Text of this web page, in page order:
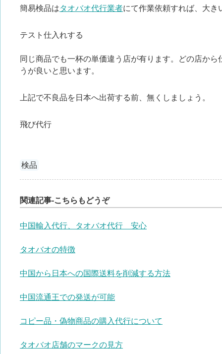
簡易検品はタオバオ代行業者にて作業依頼すれば、大き
テスト仕入れする
同じ商品でも一杯の単価違う店が有ります。どの店か
うが良いと思います。
上記で不良品を日本へ出荷する前、無くしましょう。
飛び代行
検品
関連記事-こちらもどうぞ
中国輸入代行、タオバオ代行 安心
タオバオの特徴
中国から日本への国際送料を削減する方法
中国流通王での発送が可能
コピー品・偽物商品の購入代行について
タオバオ店舗のマークの見方